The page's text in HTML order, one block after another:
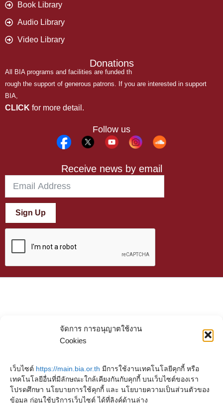
จัดการ การอนุญาตใช้งาน
Cookies
เว็บไซต์ https://main.bia.or.th มีการใช้งานเทคโนโลยีคุกกี้ หรือ
เทคโนโลยีอื่นที่มีลักษณะใกล้เคียงกันกับคุกกี้ บนเว็บไซต์ของเรา
โปรดศึกษา นโยบายการใช้คุกกี้ และ นโยบายความเป็นส่วนตัวของ
ข้อมูล ก่อนใช้บริการเว็บไซต์ ได้ที่ลิงค์ด้านล่าง
Book Library
Audio Library
Video Library
Donations
All BIA programs and facilities are funded th
rough the support of generous patrons. If you are interested in support
BIA,
CLICK for more detail.
Follow us
Receive news by email
Sign Up